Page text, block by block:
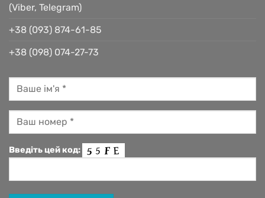
(Viber, Telegram)
+38 (093) 874-61-85
+38 (098) 074-27-73
Введіть цей код: